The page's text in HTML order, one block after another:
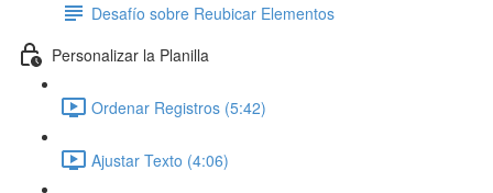
Desafío sobre Reubicar Elementos
Personalizar la Planilla
Ordenar Registros (5:42)
Ajustar Texto (4:06)